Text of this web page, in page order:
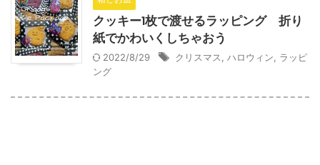
クッキー1枚で渡せるラッピング 折り
紙でかわいくしちゃおう
2022/8/29 クリスマス ハロウィン
ラッピ
ング